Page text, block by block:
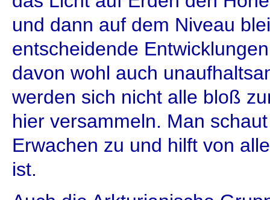
und dann auf dem Niveau
entscheidende
davon wohl auch
werden sich nicht alle bloß
hier versammeln. Man
Erwachen zu und hilft von
ist.